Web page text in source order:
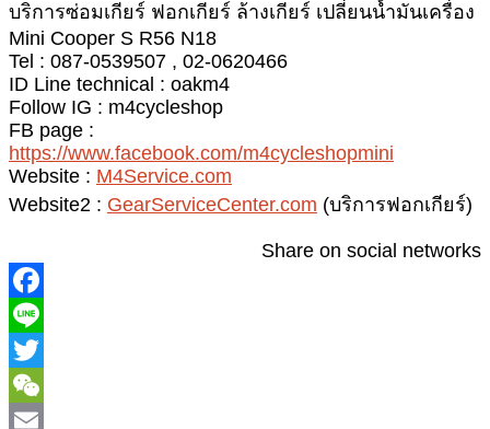
บริการซ่อมเกียร์ ฟอกเกียร์ ล้างเกียร์ เปลี่ยนน้ำมันเครื่อง
Mini Cooper S R56 N18
Tel : 087-0539507 , 02-0620466
ID Line technical : oakm4
Follow IG : m4cycleshop
FB page :
https://www.facebook.com/m4cycleshopmini
Website : M4Service.com
Website2 : GearServiceCenter.com (บริการฟอกเกียร์)
Share on social networks